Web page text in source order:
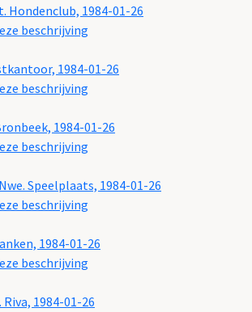
Hondenclub, 1984-01-26
beschrijving
1984-01-26
beschrijving
1984-01-26
beschrijving
Speelplaats, 1984-01-26
beschrijving
1984-01-26
beschrijving
1984-01-26